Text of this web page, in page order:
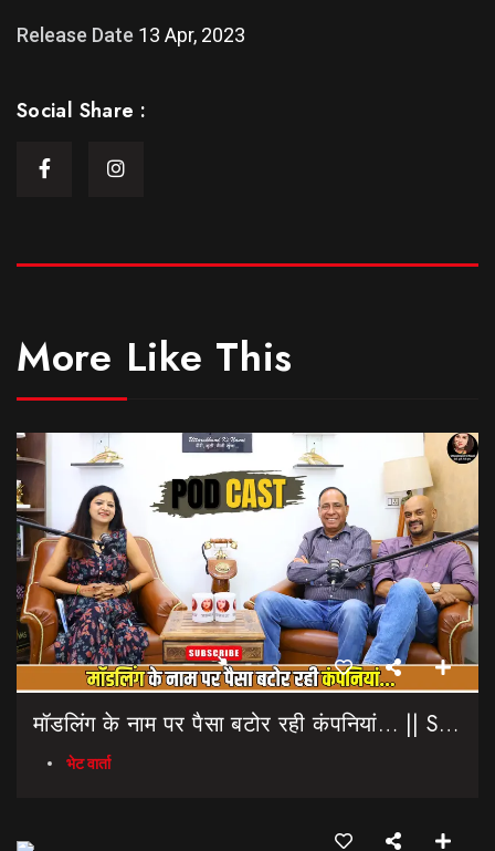
Release Date 13 Apr, 2023
Social Share :
More Like This
मॉडलिंग के नाम पर पैसा बटोर रही कंपनियां… || Sinmit Communications || Miss Uttarakhand 2026
भेट वार्ता